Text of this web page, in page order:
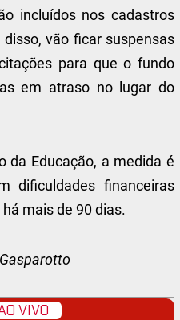
incluídos nos cadastros
vão ficar suspensas
para que o fundo
em atraso no lugar do
da Educação, a medida é
dificuldades financeiras
mais de 90 dias.
VIVO